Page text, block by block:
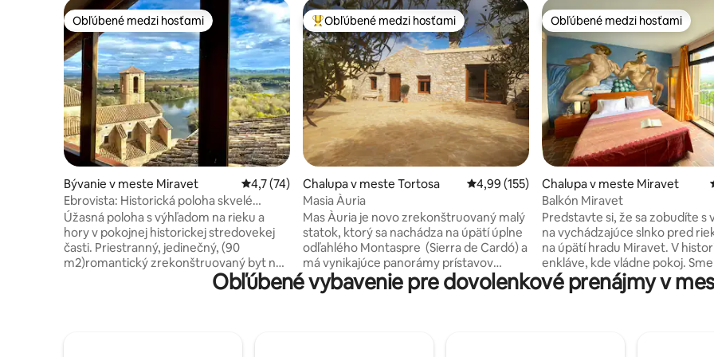
Obľúbené medzi hosťami
Obľúbené medzi hosťami
Bývanie v meste Miravet Priemerné ohodnotenie 4,7 z 5, počet hodnotení: 74
4,7 (74)
Ebrovista: Historická poloha skvelé
výhľady
Úžasná poloha s výhľadom na rieku a
hory v pokojnej historickej stredovekej
časti. Priestranný, jedinečný, (90
m2)romantický zrekonštruovaný byt na
prvom a druhom poschodí; 2 spálne,
jednoduchá živá kuchyňa. Úžasné horské
Najobľúbenejšie medzi hosťami
Obľúbené medzi hosťami
Chalupa v meste Tortosa Priemerné ohodnotenie 4,99 z 5, počet
4,99 (155)
Masia Àuria
Mas Àuria je novo zrekonštruovaný malý
statok, ktorý sa nachádza na úpätí úplne
odľahlého Montaspre (Sierra de Cardó) a
má vynikajúce panorámy prístavov
Massif dels a delty rieky Ebro. Je to
idylické miesto na oddych a vychutnanie
Obľúbené medzi hosťami
Obľúbené medzi hosťami
Chalupa v meste Miravet
Balkón Miravet
Predstavte si, že sa zobudíte s
na vychádzajúce slnko pred
na úpätí hradu Miravet. V
enkláve, kde vládne pokoj. Sme Aurelio a
Joaquim a pozývame vás, aby
útulný exkluzívny apartmán s
Obľúbené vybavenie pre dovolenkové prenájmy v